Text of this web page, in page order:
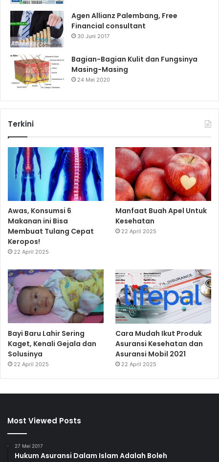
Agen Allianz Palembang, Free
Financial consultant
30 Juni 2017
Bagian-Bagian Kulit dan Fungsinya
Masing-Masing
24 Mei 2020
Terkini
Awas, Konsumsi 6
Makanan ini Bisa
Membuat Tulang Cepat
Keropos!
22 April 2025
Manfaat Buah Apel Untuk
Kesehatan
22 April 2025
Bayi Baru Lahir Sering
Kaget, Kenali Gejala dan
Solusinya
22 April 2025
Cara Mudah Ikut Produk
Asuransi Kesehatan dan
Asuransi Mobil 2021
22 April 2025
Most Viewed Posts
27 Mei 2017
Hukum Asuransi Dalam Islam Adalah Boleh